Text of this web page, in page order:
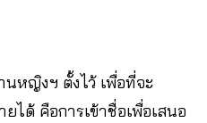
หญิงฯ ตั้งไว้ เพื่อที่จะ
ได้ คือการเข้าชื่อเพื่อเสนอ